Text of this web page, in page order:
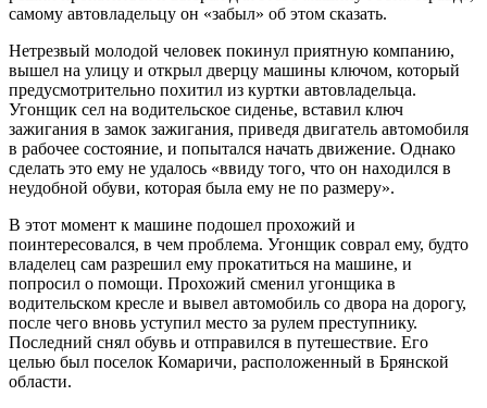
самому автовладельцу он «забыл» об этом сказать.
Нетрезвый молодой человек покинул приятную компанию,
вышел на улицу и открыл дверцу машины ключом, который
предусмотрительно похитил из куртки автовладельца.
Угонщик сел на водительское сиденье, вставил ключ
зажигания в замок зажигания, приведя двигатель автомобиля
в рабочее состояние, и попытался начать движение. Однако
сделать это ему не удалось «ввиду того, что он находился в
неудобной обуви, которая была ему не по размеру».
В этот момент к машине подошел прохожий и
поинтересовался, в чем проблема. Угонщик соврал ему, будто
владелец сам разрешил ему прокатиться на машине, и
попросил о помощи. Прохожий сменил угонщика в
водительском кресле и вывел автомобиль со двора на дорогу,
после чего вновь уступил место за рулем преступнику.
Последний снял обувь и отправился в путешествие. Его
целью был поселок Комаричи, расположенный в Брянской
области.